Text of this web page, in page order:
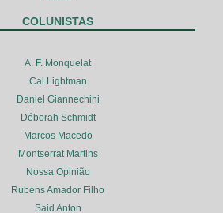
COLUNISTAS
A. F. Monquelat
Cal Lightman
Daniel Giannechini
Déborah Schmidt
Marcos Macedo
Montserrat Martins
Nossa Opinião
Rubens Amador Filho
Said Anton